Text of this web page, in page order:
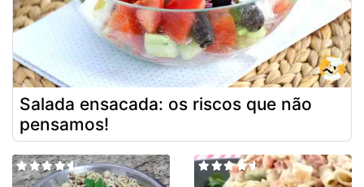
Salada ensacada: os riscos que não
pensamos!